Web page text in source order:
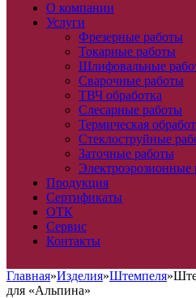
О компании
Услуги
Фрезерные работы
Токарные работы
Шлифовальные
Сварочные работы
ТВЧ обработка
Слесарные работы
Термическая
Стеклоструйные
Заточные работы
Электроэрозионные
Продукция
Сертификаты
ОТК
Сервис
Контакты
Главная»Изделия»Штемпеля»
для «Альпина»